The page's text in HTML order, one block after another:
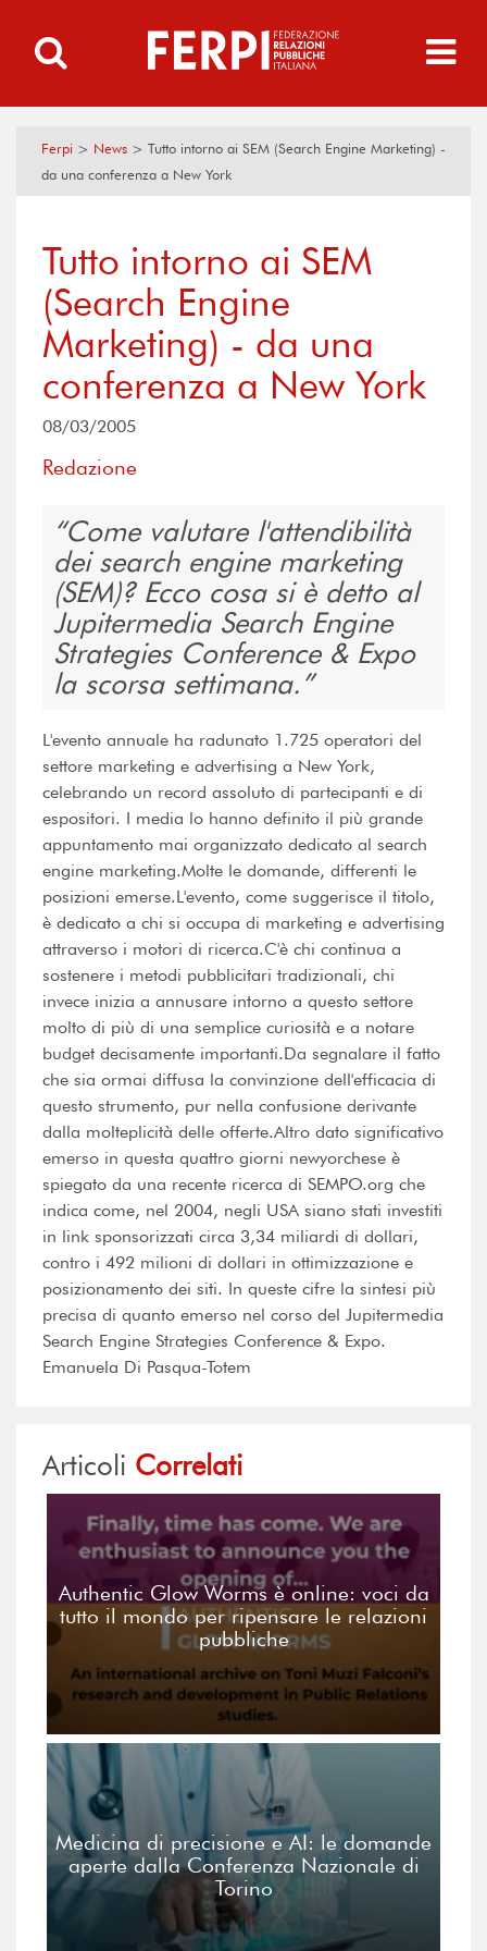
Ferpi > News > Tutto intorno ai SEM (Search Engine Marketing) -
da una conferenza a New York
Tutto intorno ai SEM
(Search Engine
Marketing) - da una
conferenza a New York
08/03/2005
Redazione
Come valutare l'attendibilità
dei search engine marketing
(SEM)? Ecco cosa si è detto al
Jupitermedia Search Engine
Strategies Conference & Expo
la scorsa settimana.
L'evento annuale ha radunato 1.725 operatori del
settore marketing e advertising a New York,
celebrando un record assoluto di partecipanti e di
espositori. I media lo hanno definito il più grande
appuntamento mai organizzato dedicato al search
engine marketing.Molte le domande, differenti le
posizioni emerse.L'evento, come suggerisce il titolo,
è dedicato a chi si occupa di marketing e advertising
attraverso i motori di ricerca.C'è chi continua a
sostenere i metodi pubblicitari tradizionali, chi
invece inizia a annusare intorno a questo settore
molto di più di una semplice curiosità e a notare
budget decisamente importanti.Da segnalare il fatto
che sia ormai diffusa la convinzione dell'efficacia di
questo strumento, pur nella confusione derivante
dalla molteplicità delle offerte.Altro dato significativo
emerso in questa quattro giorni newyorchese è
spiegato da una recente ricerca di SEMPO.org che
indica come, nel 2004, negli USA siano stati investiti
in link sponsorizzati circa 3,34 miliardi di dollari,
contro i 492 milioni di dollari in ottimizzazione e
posizionamento dei siti. In queste cifre la sintesi più
precisa di quanto emerso nel corso del Jupitermedia
Search Engine Strategies Conference & Expo.
Emanuela Di Pasqua-Totem
Articoli Correlati
Authentic Glow Worms è online: voci da
tutto il mondo per ripensare le relazioni
pubbliche
Medicina di precisione e AI: le domande
aperte dalla Conferenza Nazionale di
Torino